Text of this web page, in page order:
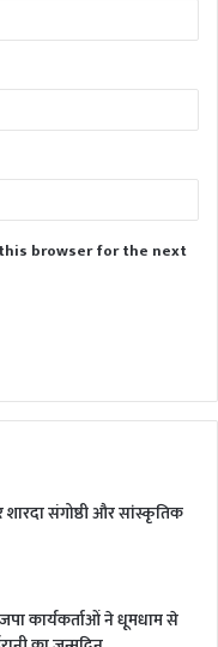
browser for the next
शारदा संगोष्ठी और सांस्कृतिक
कार्यकर्ताओं ने धूमधाम से